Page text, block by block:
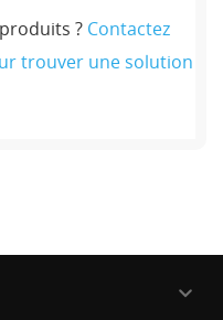
? Contactez
trouver une solution